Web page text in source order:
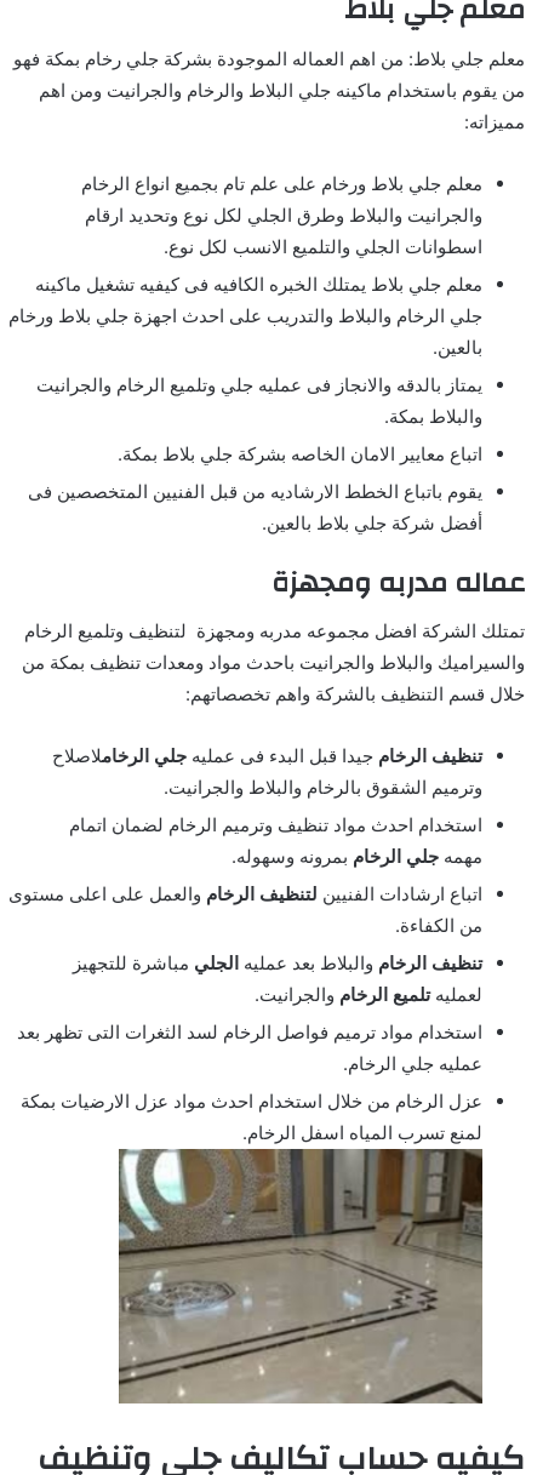
معلم جلي بلاط: من اهم العماله الموجودة بشركة جلي رخام بمكة فهو
من يقوم باستخدام ماكينه جلي البلاط والرخام والجرانيت ومن اهم
مميزاته:
معلم جلي بلاط ورخام على علم تام بجميع انواع الرخام
والجرانيت والبلاط وطرق الجلي لكل نوع وتحديد ارقام
اسطوانات الجلي والتلميع الانسب لكل نوع.
معلم جلي بلاط يمتلك الخبره الكافيه فى كيفيه تشغيل ماكينه
جلي الرخام والبلاط والتدريب على احدث اجهزة جلي بلاط ورخام
بالعين.
يمتاز بالدقه والانجاز فى عمليه جلي وتلميع الرخام والجرانيت
والبلاط بمكة.
اتباع معايير الامان الخاصه بشركة جلي بلاط بمكة.
يقوم باتباع الخطط الارشاديه من قبل الفنيين المتخصصين فى
أفضل شركة جلي بلاط بالعين.
عماله مدربه ومجهزة
تمتلك الشركة افضل مجموعه مدربه ومجهزة لتنظيف وتلميع الرخام
والسيراميك والبلاط والجرانيت باحدث مواد ومعدات تنظيف بمكة من
خلال قسم التنظيف بالشركة واهم تخصصاتهم:
تنظيف الرخام جيدا قبل البدء فى عمليه جلي الرخاملاصلاح
وترميم الشقوق بالرخام والبلاط والجرانيت.
استخدام احدث مواد تنظيف وترميم الرخام لضمان اتمام
مهمه جلي الرخام بمرونه وسهوله.
اتباع ارشادات الفنيين لتنظيف الرخام والعمل على اعلى مستوى
من الكفاءة.
تنظيف الرخام والبلاط بعد عمليه الجلي مباشرة للتجهيز
لعمليهتلميع الرخام والجرانيت.
استخدام مواد ترميم فواصل الرخام لسد الثغرات التى تظهر بعد
عمليه جلي الرخام.
عزل الرخام من خلال استخدام احدث مواد عزل الارضيات بمكة
لمنع تسرب المياه اسفل الرخام.
كيفيه حساب تكاليف جلي وتنظيف